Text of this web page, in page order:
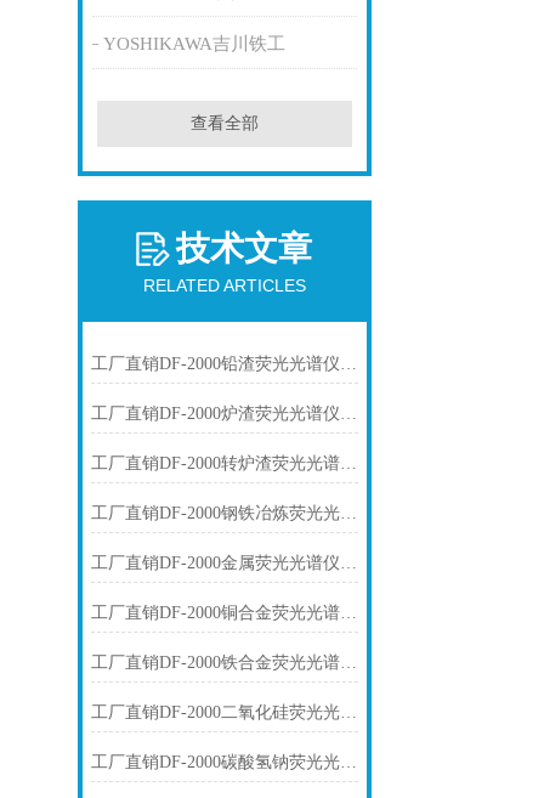
YOSHIKAWA吉川铁工
查看全部
技术文章
RELATED ARTICLES
工厂直销DF-2000铅渣荧光光谱仪技术参数
工厂直销DF-2000炉渣荧光光谱仪技术参数
工厂直销DF-2000转炉渣荧光光谱仪技术参数
工厂直销DF-2000钢铁冶炼荧光光谱仪技术参数
工厂直销DF-2000金属荧光光谱仪技术参数
工厂直销DF-2000铜合金荧光光谱仪技术参数
工厂直销DF-2000铁合金荧光光谱仪技术参数
工厂直销DF-2000二氧化硅荧光光谱仪技术参数
工厂直销DF-2000碳酸氢钠荧光光谱仪技术参数